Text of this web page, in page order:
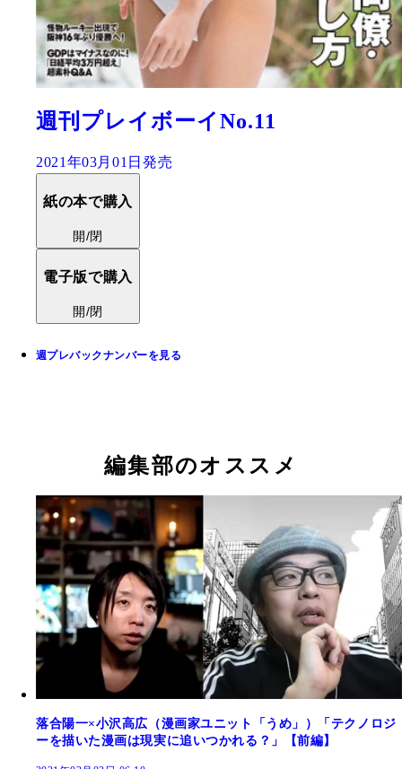
週刊プレイボーイNo.11
2021年03月01日発売
紙の本で購入
開/閉
電子版で購入
開/閉
週プレバックナンバーを見る
編集部のオススメ
落合陽一×小沢高広（漫画家ユニット「うめ」）「テクノロジ
ーを描いた漫画は現実に追いつかれる？」【前編】